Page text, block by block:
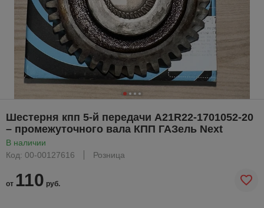
Шестерня кпп 5-й передачи A21R22-1701052-20
– промежуточного вала КПП ГАЗель Next
В наличии
Код: 00-00127616
Розница
от 110 руб.